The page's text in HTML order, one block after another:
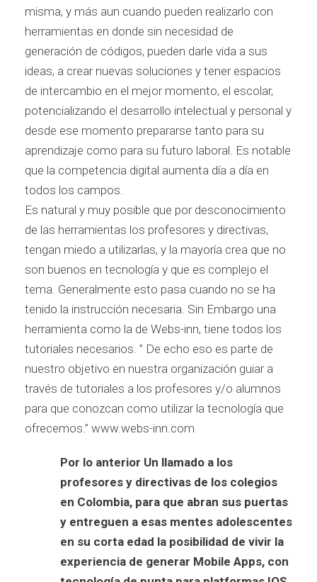
misma, y más aun cuando pueden realizarlo con
herramientas en donde sin necesidad de
generación de códigos, pueden darle vida a sus
ideas, a crear nuevas soluciones y tener espacios
de intercambio en el mejor momento, el escolar,
potencializando el desarrollo intelectual y personal y
desde ese momento prepararse tanto para su
aprendizaje como para su futuro laboral. Es notable
que la competencia digital aumenta día a día en
todos los campos.
Es natural y muy posible que por desconocimiento
de las herramientas los profesores y directivas,
tengan miedo a utilizarlas, y la mayoría crea que no
son buenos en tecnología y que es complejo el
tema. Generalmente esto pasa cuando no se ha
tenido la instrucción necesaria. Sin Embargo una
herramienta como la de Webs-inn, tiene todos los
tutoriales necesarios. ” De echo eso es parte de
nuestro objetivo en nuestra organización guiar a
través de tutoriales a los profesores y/o alumnos
para que conozcan como utilizar la tecnología que
ofrecemos.” www.webs-inn.com
Por lo anterior Un llamado a los
profesores y directivas de los colegios
en Colombia, para que abran sus puertas
y entreguen a esas mentes adolescentes
en su corta edad la posibilidad de vivir la
experiencia de generar Mobile Apps, con